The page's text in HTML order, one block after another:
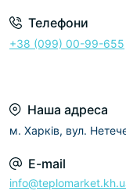
Телефони
+38 (099) 00-99-655
Наша адреса
м. Харків, вул.
E-mail